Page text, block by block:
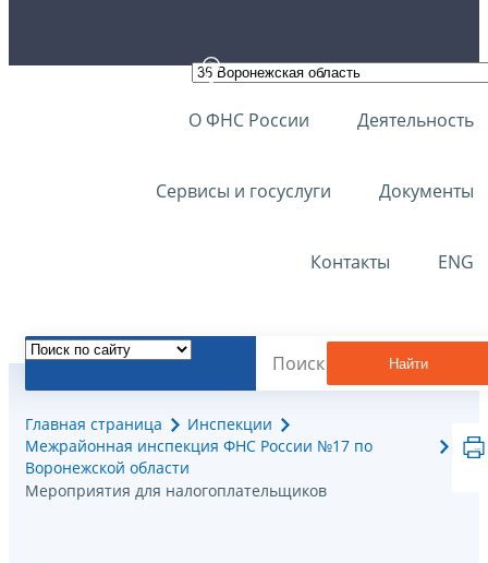
О ФНС России Деятельность
Сервисы и госуслуги Документы
Контакты ENG
Найти
Главная страница
Инспекции
Межрайонная инспекция ФНС России №17 по
Воронежской области
Мероприятия для налогоплательщиков